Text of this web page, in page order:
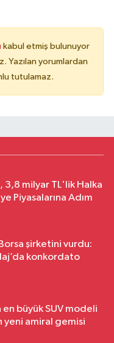
kabul etmiş bulunuyor
Yazılan yorumlardan
tutulamaz.
3,8 milyar TL'lik Halka
Piyasalarına Adım
şirketini vurdu:
konkordato
büyük SUV modeli
yeni amiral gemisi